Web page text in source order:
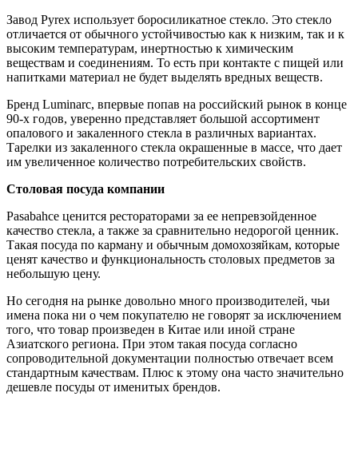
Завод Pyrex использует боросиликатное стекло. Это стекло
отличается от обычного устойчивостью как к низким, так и к
высоким температурам, инертностью к химическим
веществам и соединениям. То есть при контакте с пищей или
напитками материал не будет выделять вредных веществ.
Бренд Luminarc, впервые попав на российский рынок в конце
90-х годов, уверенно представляет большой ассортимент
опалового и закаленного стекла в различных вариантах.
Тарелки из закаленного стекла окрашенные в массе, что дает
им увеличенное количество потребительских свойств.
Столовая посуда компании
Pasabahce ценится рестораторами за ее непревзойденное
качество стекла, а также за сравнительно недорогой ценник.
Такая посуда по карману и обычным домохозяйкам, которые
ценят качество и функциональность столовых предметов за
небольшую цену.
Но сегодня на рынке довольно много производителей, чьи
имена пока ни о чем покупателю не говорят за исключением
того, что товар произведен в Китае или иной стране
Азиатского региона. При этом такая посуда согласно
сопроводительной документации полностью отвечает всем
стандартным качествам. Плюс к этому она часто значительно
дешевле посуды от именитых брендов.